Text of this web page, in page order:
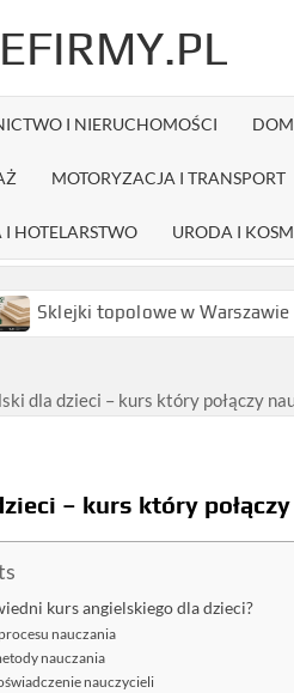
I NIERUCHOMOŚCI
MOTORYZACJA I TRANSPORT
I HOTELARSTWO URODA I
topolowe w Warszawie – jak
dla dzieci – kurs który połączy
– kurs który
kurs angielskiego dla dzieci?
nauczania
nauczania
nauczycieli